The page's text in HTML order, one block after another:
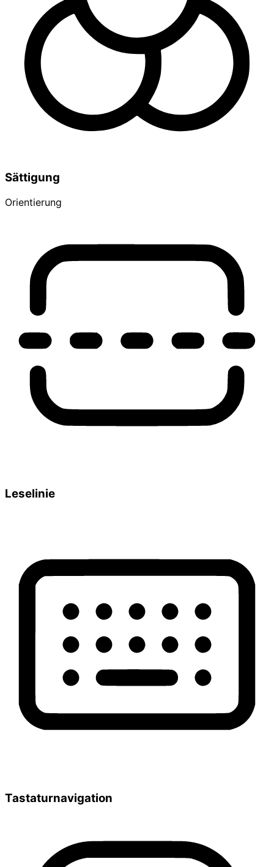
Sättigung
Orientierung
Leselinie
Tastaturnavigation